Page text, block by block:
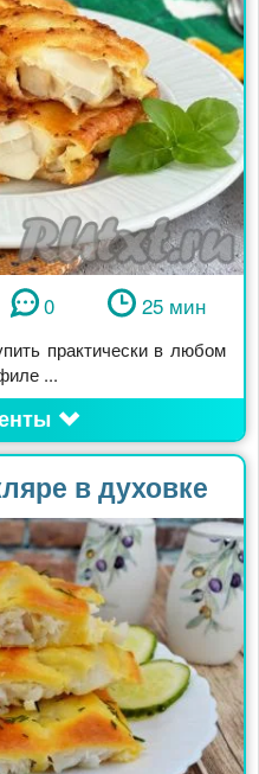
0 25 мин
практически в любом
...
в духовке